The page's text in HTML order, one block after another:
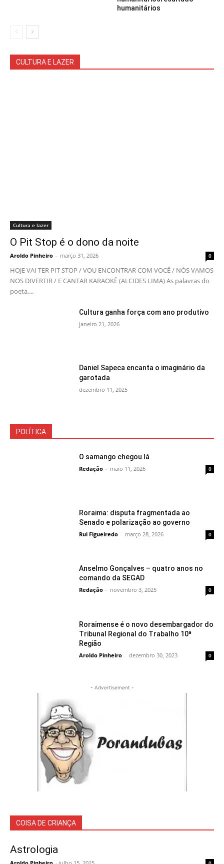
humanitários
CULTURA E LAZER
Cultura e lazer
O Pit Stop é o dono da noite
Aroldo Pinheiro - março 31, 2026 0
HOJE VAI TER PIT STOP / VOU ENCONTRAR COM VOCÊ / NÓS VAMOS
NOS DIVERTIR / E CANTAR KARAOKÊ (ALCIDES LIMA) As palavras do
poeta,...
Cultura ganha força com ano produtivo
janeiro 21, 2026
Daniel Sapeca encanta o imaginário da
garotada
dezembro 11, 2025
POLÍTICA
O samango chegou lá
Redação - maio 11, 2026 0
Roraima: disputa fragmentada ao
Senado e polarização ao governo
Rui Figueiredo - março 28, 2026 0
Anselmo Gonçalves – quatro anos no
comando da SEGAD
Redação - novembro 3, 2025 0
Roraimense é o novo desembargador do
Tribunal Regional do Trabalho 10ª
Região
Aroldo Pinheiro - dezembro 30, 2023 0
- Advertisement -
COISA DE CRIANÇA
Astrologia